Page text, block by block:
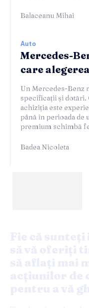
Balaceanu Mihai
Auto
Mercedes-
care
Un Mercedes-Benz
specificații și dotări.
achiziția este
până în perioada de
premium schimbă
Badea Nicoleta